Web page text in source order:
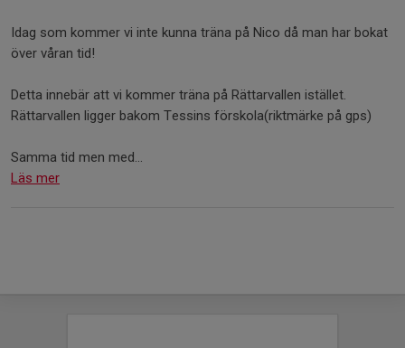
Idag som kommer vi inte kunna träna på Nico då man har bokat
över våran tid!
Detta innebär att vi kommer träna på Rättarvallen istället.
Rättarvallen ligger bakom Tessins förskola(riktmärke på gps)
Samma tid men med...
Läs mer